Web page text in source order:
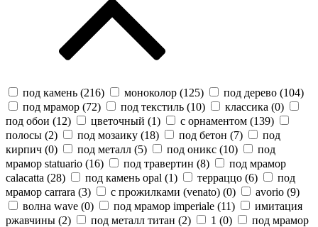
под камень (216) моноколор (125) под дерево (104)
под мрамор (72) под текстиль (10) классика (0)
под обои (12) цветочный (1) с орнаментом (139)
полосы (2) под мозаику (18) под бетон (7)
под
кирпич (0) под металл (5) под оникс (10)
под
мрамор statuario (16) под травертин (8)
под мрамор
calacatta (28) под камень opal (1) терраццо (6)
под
мрамор carrara (3) с прожилками (venato) (0) avorio (9)
волна wave (0) под мрамор imperiale (11)
имитация
ржавчины (2) под металл титан (2) 1 (0)
под мрамор